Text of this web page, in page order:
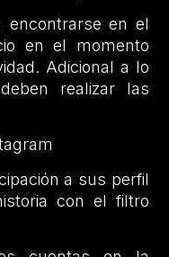
encontrarse en el
en el momento
Adicional a lo
realizar las
a sus perfil
con el filtro